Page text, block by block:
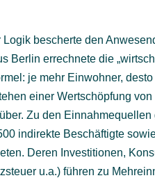
bescherte den
Berlin errechnete die
je mehr Einwohner,
einer Wertschöpfung
Zu den
indirekte Beschäftigte
Deren Investitionen,
u.a.) führen zu